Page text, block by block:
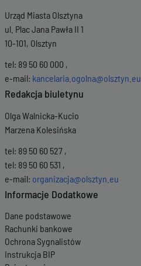
Urząd Miasta Olsztyna
ul. Plac Jana Pawła II 1
10-101, Olsztyn
tel: 89 50 60 000 ,
e-mail: kancelaria.ogolna@olsztyn.eu
Redakcja biuletynu
Olga Walnicka-Kucio
Marzena Kolesińska
tel: 89 50 60 527 ,
tel: 89 50 60 531 ,
e-mail: organizacja@olsztyn.eu
Informacje Dodatkowe
Dane podstawowe
Rachunki bankowe
Ochrona Sygnalistów
Instrukcja BIP